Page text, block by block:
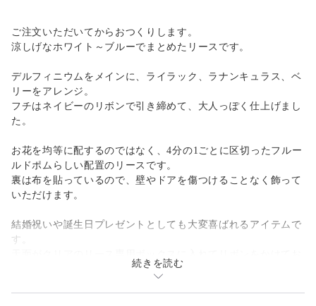
ご注文いただいてからおつくりします。
涼しげなホワイト～ブルーでまとめたリースです。
デルフィニウムをメインに、ライラック、ラナンキュラス、ベ
リーをアレンジ。
フチはネイビーのリボンで引き締めて、大人っぽく仕上げまし
た。
お花を均等に配するのではなく、4分の1ごとに区切ったフルー
ルドポムらしい配置のリースです。
裏は布を貼っているので、壁やドアを傷つけることなく飾って
いただけます。
結婚祝いや誕生日プレゼントとしても大変喜ばれるアイテムで
す。
続きを読む